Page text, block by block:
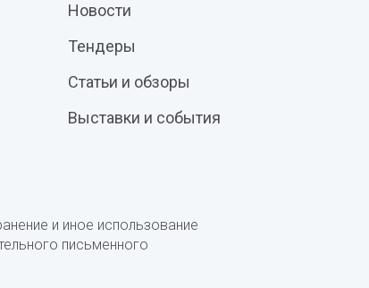
Новости
Тендеры
Статьи и обзоры
Выставки и события
и иное использование
письменного